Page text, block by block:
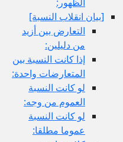
[بيان انقلاب النسبة]
التعارض بين أزيد
من دليلين:
إذا كانت النسبة بين
المتعارضات واحدة:
لو كانت النسبة
العموم من وجه:
لو كانت النسبة
عموما مطلقا: